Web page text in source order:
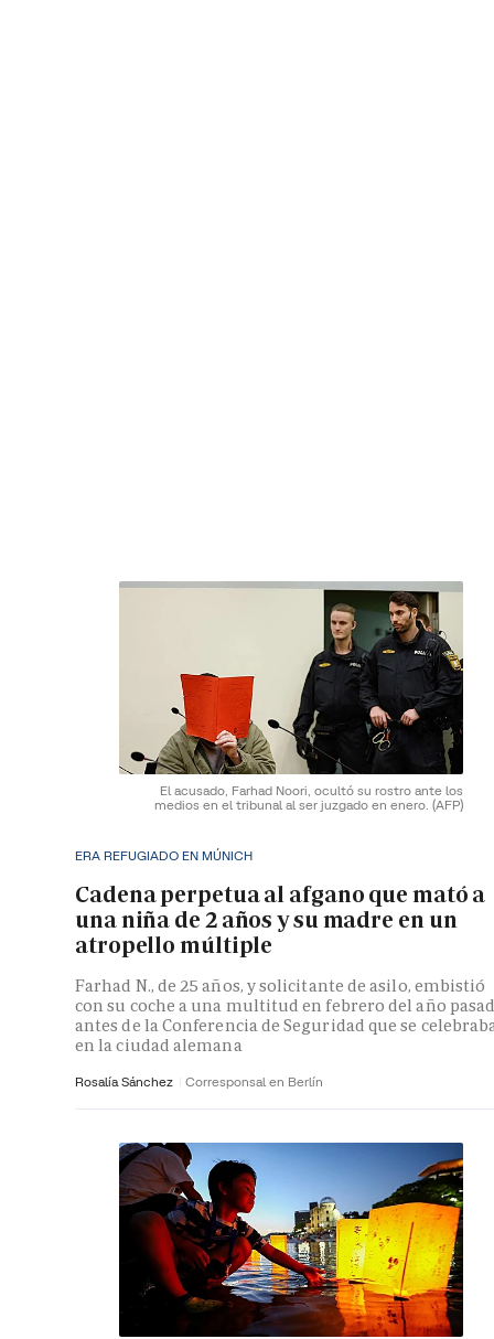
El acusado, Farhad Noori, ocultó su rostro ante los
medios en el tribunal al ser juzgado en enero. (AFP)
ERA REFUGIADO EN MÚNICH
Cadena perpetua al afgano que mató a
una niña de 2 años y su madre en un
atropello múltiple
Farhad N., de 25 años, y solicitante de asilo, embistió
con su coche a una multitud en febrero del año
antes de la Conferencia de Seguridad que se
en la ciudad alemana
Rosalía Sánchez Corresponsal en Berlín